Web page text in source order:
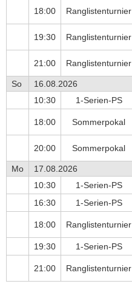
18:00 Ranglistenturnier
19:30 Ranglistenturnier
21:00 Ranglistenturnier
So
16.08.2026
10:30
1-Serien-PS
18:00 Sommerpokal
20:00 Sommerpokal
Mo
17.08.2026
10:30
1-Serien-PS
16:30
1-Serien-PS
18:00 Ranglistenturnier
19:30
1-Serien-PS
21:00 Ranglistenturnier